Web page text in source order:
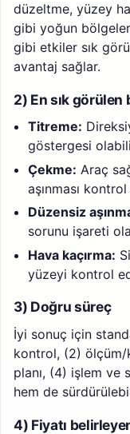
düzeltme, yüzey
gibi yoğun
gibi etkiler sık
avantaj sağlar.
2) En sık
Titreme:
göstergesi
Çekme: Araç
aşınması
Düzensiz
sorunu işareti
Hava kaçırma:
yüzeyi kontrol
3) Doğru süreç
İyi sonuç için
kontrol, (2) ölçüm/
planı, (4) işlem ve
hem de
4) Fiyatı